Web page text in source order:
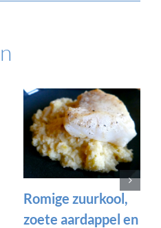
Romige zuurkool,
zoete aardappel en